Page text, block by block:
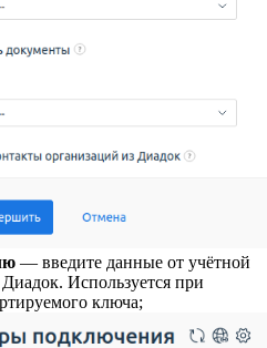
— введите данные от учётной
Используется при
ключа;